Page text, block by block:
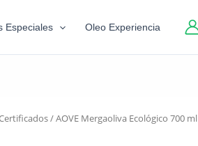
Especiales Oleo Experiencia
/ AOVE Mergaoliva Ecológico 700 ml